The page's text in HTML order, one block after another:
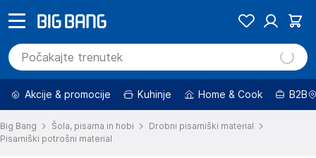
Akcije & promocije Kuhinje Home & Cook B2B
Big Bang Šola, pisarna in hobi
Drobni pisarniški material
Pisarniški potrošni material